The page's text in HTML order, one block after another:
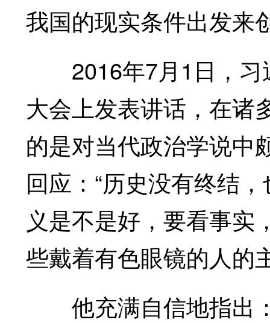
我国的现实条件出发来
2016年7月1日，习
大会上发表讲话，在诸
的是对当代政治学说中
回应：“历史没有终结
义是不是好，要看事实
些戴着有色眼镜的人的
他充满自信地指出